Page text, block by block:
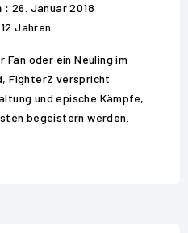
: 26. Januar 2018
Jahren
Fan oder ein Neuling im
FighterZ verspricht
und epische Kämpfe,
begeistern werden.